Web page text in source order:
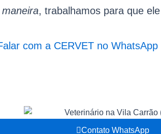
, trabalhamos para que
com a CERVET no WhatsApp
Contato WhatsApp